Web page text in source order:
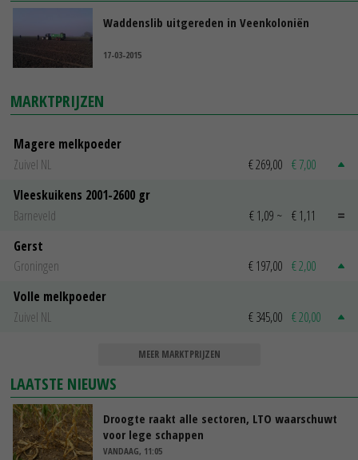
Waddenslib uitgereden in Veenkoloniën
17-03-2015
MARKTPRIJZEN
Magere melkpoeder
Zuivel NL
€ 269,00 € 7,00
Vleeskuikens 2001-2600 gr
Barneveld
€ 1,09 ~ € 1,11
Gerst
Groningen
€ 197,00 € 2,00
Volle melkpoeder
Zuivel NL
€ 345,00 € 20,00
MEER MARKTPRIJZEN
LAATSTE NIEUWS
Droogte raakt alle sectoren, LTO waarschuwt
voor lege schappen
VANDAAG, 11:05